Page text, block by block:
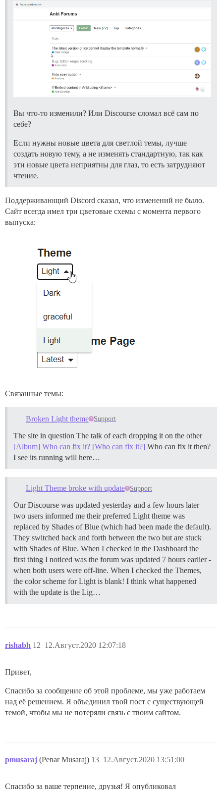
Вы что-то изменили? Или Discourse сломал всё сам по
себе?
Если нужны новые цвета для светлой темы, лучше
создать новую тему, а не изменять стандартную, так как
эти новые цвета неприятны для глаз, то есть затрудняют
чтение.
Поддерживающий Discord сказал, что изменений не было.
Сайт всегда имел три цветовые схемы с момента первого
выпуска:
Связанные темы:
Broken Light theme Support
The site in question The talk of each dropping it on the other
[Album] Who can fix it? [Who can fix it?] Who can fix it then?
I see its running will here…
Light Theme broke with update Support
Our Discourse was updated yesterday and a few hours later
two users informed me their preferred Light theme was
replaced by Shades of Blue (which had been made the default).
They switched back and forth between the two but are stuck
with Shades of Blue. When I checked in the Dashboard the
first thing I noticed was the forum was updated 7 hours earlier -
when both users were off-line. When I checked the Themes,
the color scheme for Light is blank! I think what happened
with the update is the Lig…
rishabh 12.Август.2020 12:07:18
12
Привет,
Спасибо за сообщение об этой проблеме, мы уже работаем
над её решением. Я объединил твой пост с существующей
темой, чтобы мы не потеряли связь с твоим сайтом.
pmusaraj (Penar Musaraj) 12.Август.2020 13:51:00
13
Спасибо за ваше терпение, друзья! Я опубликовал